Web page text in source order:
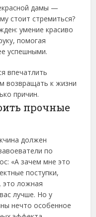
дамы —
стоит стремиться?
умение красиво
помогая
успешными.
впечатлить
возвращать к жизни
причин.
прочные
должен
по
«А зачем мне это
поступки,
это ложная
лучше. Но у
нечто особенное